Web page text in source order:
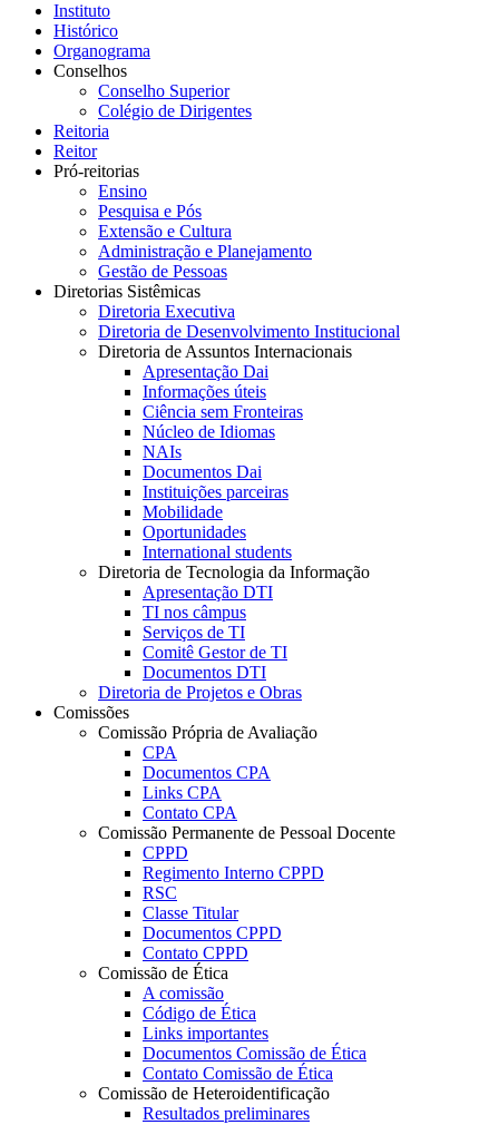
Instituto
Histórico
Organograma
Conselhos
Conselho Superior
Colégio de Dirigentes
Reitoria
Reitor
Pró-reitorias
Ensino
Pesquisa e Pós
Extensão e Cultura
Administração e Planejamento
Gestão de Pessoas
Diretorias Sistêmicas
Diretoria Executiva
Diretoria de Desenvolvimento Institucional
Diretoria de Assuntos Internacionais
Apresentação Dai
Informações úteis
Ciência sem Fronteiras
Núcleo de Idiomas
NAIs
Documentos Dai
Instituições parceiras
Mobilidade
Oportunidades
International students
Diretoria de Tecnologia da Informação
Apresentação DTI
TI nos câmpus
Serviços de TI
Comitê Gestor de TI
Documentos DTI
Diretoria de Projetos e Obras
Comissões
Comissão Própria de Avaliação
CPA
Documentos CPA
Links CPA
Contato CPA
Comissão Permanente de Pessoal Docente
CPPD
Regimento Interno CPPD
RSC
Classe Titular
Documentos CPPD
Contato CPPD
Comissão de Ética
A comissão
Código de Ética
Links importantes
Documentos Comissão de Ética
Contato Comissão de Ética
Comissão de Heteroidentificação
Resultados preliminares